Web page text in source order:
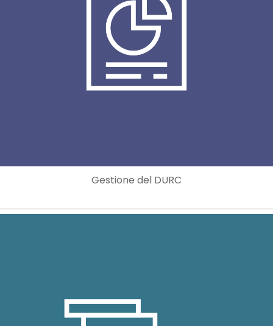
Gestione del DURC